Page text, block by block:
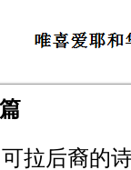
拉后裔的